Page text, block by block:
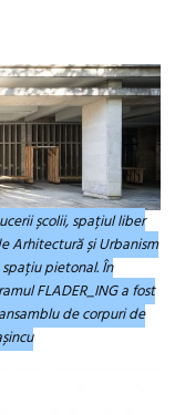
școlii, spațiul liber
Arhitectură și Urbanism
pietonal. În
FLADER_ING a fost
de corpuri de